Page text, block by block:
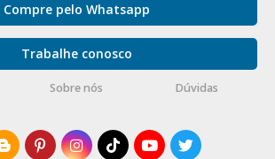
Compre pelo Whatsapp
Trabalhe conosco
Sobre nós Dúvidas